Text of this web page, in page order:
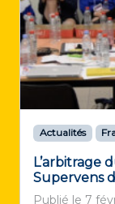
Actualités
L’arbitrage
Supervens
Publié le 7